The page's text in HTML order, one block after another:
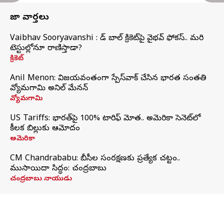
తాజా వార్తలు
Vaibhav Sooryavanshi : రెడ్ బాల్ క్రికెట్‌పై వైభవ్ ఫోకస్.. మరి
టెస్టుల్లోనూ రాణిస్తాడా?
క్రికెట్
Anil Menon: విజయవంతంగా స్పేస్‌వాక్‌ చేసిన భారత సంతతి
వ్యోమగామి అనిల్‌ మేనన్
వ్యోమగామి
US Tariffs: భారత్‌పై 100% టారిఫ్‌ మోత.. అమెరికా సెనెట్‌లో
కీలక బిల్లుకు ఆమోదం
అమెరికా
CM Chandrababu: బీసీల సంరక్షణకు ప్రత్యేక చట్టం..
ముసాయిదా సిద్ధం: చంద్రబాబు
చంద్రబాబు నాయుడు